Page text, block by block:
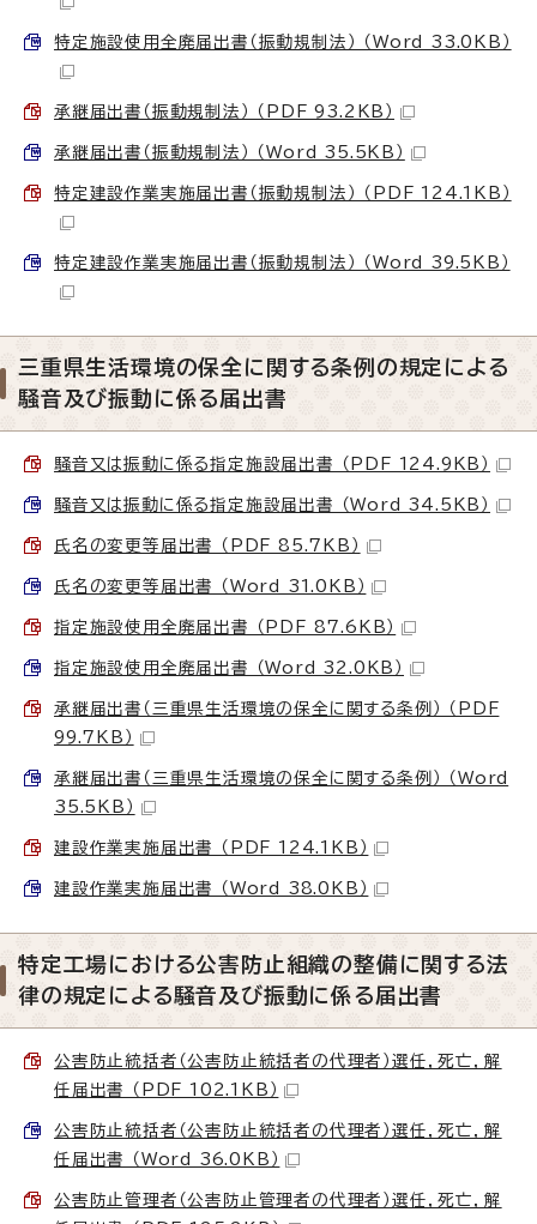
特定施設使用全廃届出書（振動規制法） （Word 33.0KB）
承継届出書（振動規制法） （PDF 93.2KB）
承継届出書（振動規制法） （Word 35.5KB）
特定建設作業実施届出書（振動規制法） （PDF 124.1KB）
特定建設作業実施届出書（振動規制法） （Word 39.5KB）
三重県生活環境の保全に関する条例の規定による
騒音及び振動に係る届出書
騒音又は振動に係る指定施設届出書 （PDF 124.9KB）
騒音又は振動に係る指定施設届出書 （Word 34.5KB）
氏名の変更等届出書 （PDF 85.7KB）
氏名の変更等届出書 （Word 31.0KB）
指定施設使用全廃届出書 （PDF 87.6KB）
指定施設使用全廃届出書 （Word 32.0KB）
承継届出書（三重県生活環境の保全に関する条例） （PDF
99.7KB）
承継届出書（三重県生活環境の保全に関する条例） （Word
35.5KB）
建設作業実施届出書 （PDF 124.1KB）
建設作業実施届出書 （Word 38.0KB）
特定工場における公害防止組織の整備に関する法
律の規定による騒音及び振動に係る届出書
公害防止統括者（公害防止統括者の代理者）選任，死亡，解
任届出書 （PDF 102.1KB）
公害防止統括者（公害防止統括者の代理者）選任，死亡，解
任届出書 （Word 36.0KB）
公害防止管理者（公害防止管理者の代理者）選任，死亡，解